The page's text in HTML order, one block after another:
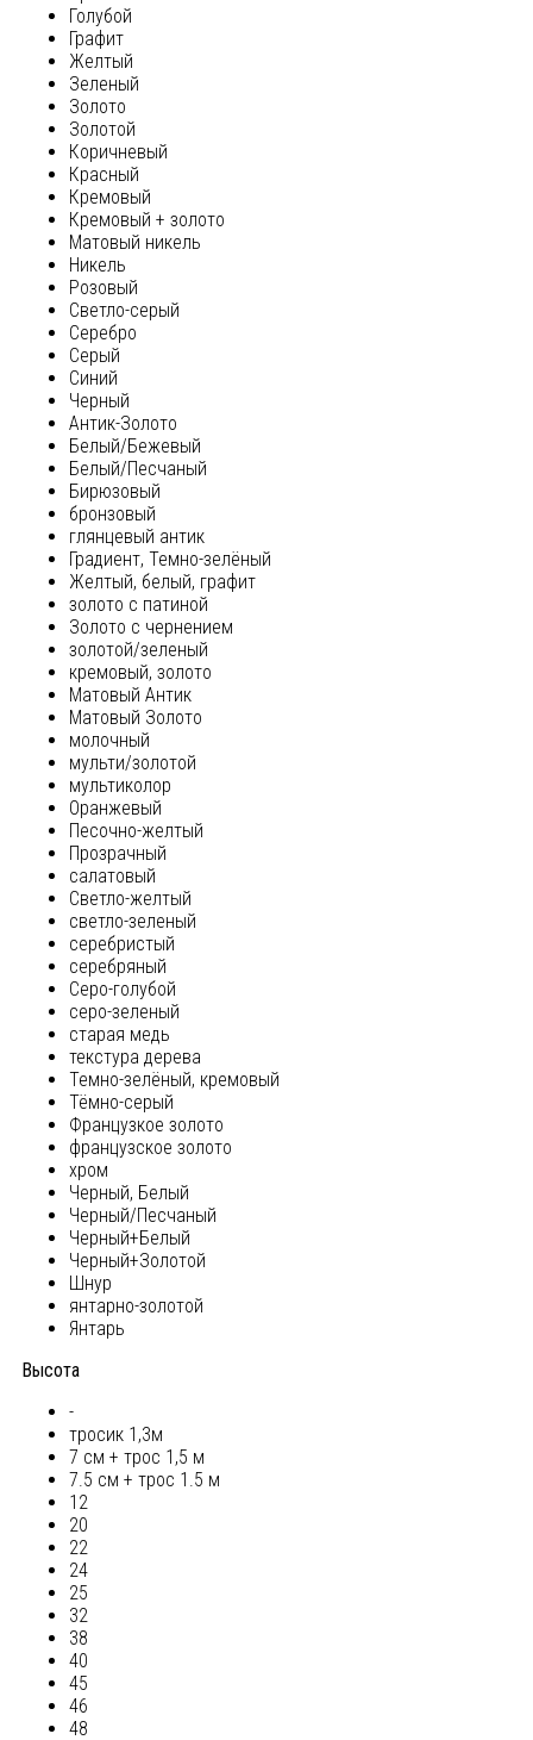
Голубой
Графит
Желтый
Зеленый
Золото
Золотой
Коричневый
Красный
Кремовый
Кремовый + золото
Матовый никель
Никель
Розовый
Светло-серый
Серебро
Серый
Синий
Черный
Антик-Золото
Белый/Бежевый
Белый/Песчаный
Бирюзовый
бронзовый
глянцевый антик
Градиент, Темно-зелёный
Желтый, белый, графит
золото с патиной
Золото с чернением
золотой/зеленый
кремовый, золото
Матовый Антик
Матовый Золото
молочный
мульти/золотой
мультиколор
Оранжевый
Песочно-желтый
Прозрачный
салатовый
Светло-желтый
светло-зеленый
серебристый
серебряный
Серо-голубой
серо-зеленый
старая медь
текстура дерева
Темно-зелёный, кремовый
Тёмно-серый
Французкое золото
французское золото
хром
Черный, Белый
Черный/Песчаный
Черный+Белый
Черный+Золотой
Шнур
янтарно-золотой
Янтарь
Высота
-
тросик 1,3м
7 см + трос 1,5 м
7.5 см + трос 1.5 м
12
20
22
24
25
32
38
40
45
46
48